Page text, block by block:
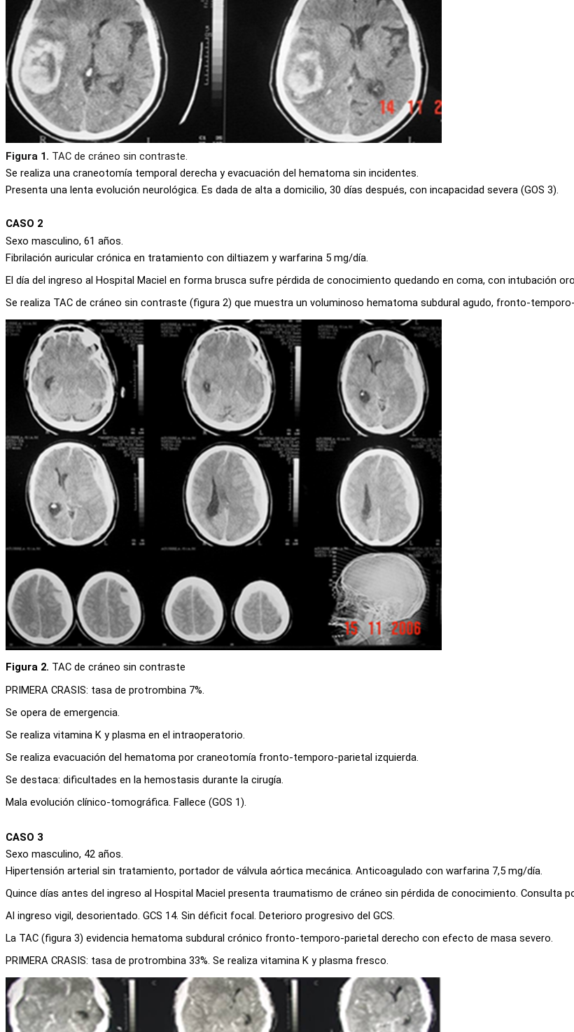
Figura 1. TAC de cráneo sin contraste.
Se realiza una craneotomía temporal derecha y evacuación del hematoma sin incidentes.
Presenta una lenta evolución neurológica. Es dada de alta a domicilio, 30 días después, con incapacidad severa (GOS 3).
CASO 2
Sexo masculino, 61 años.
Fibrilación auricular crónica en tratamiento con diltiazem y warfarina 5 mg/día.
El día del ingreso al Hospital Maciel en forma brusca sufre pérdida de conocimiento quedando en coma, con intubación
Se realiza TAC de cráneo sin contraste (figura 2) que muestra un voluminoso hematoma subdural agudo, fronto-
Figura 2. TAC de cráneo sin contraste
PRIMERA CRASIS: tasa de protrombina 7%.
Se opera de emergencia.
Se realiza vitamina K y plasma en el intraoperatorio.
Se realiza evacuación del hematoma por craneotomía fronto-temporo-parietal izquierda.
Se destaca: dificultades en la hemostasis durante la cirugía.
Mala evolución clínico-tomográfica. Fallece (GOS 1).
CASO 3
Sexo masculino, 42 años.
Hipertensión arterial sin tratamiento, portador de válvula aórtica mecánica. Anticoagulado con warfarina 7,5 mg/día.
Quince días antes del ingreso al Hospital Maciel presenta traumatismo de cráneo sin pérdida de conocimiento. Consulta
Al ingreso vigil, desorientado. GCS 14. Sin déficit focal. Deterioro progresivo del GCS.
La TAC (figura 3) evidencia hematoma subdural crónico fronto-temporo-parietal derecho con efecto de masa severo.
PRIMERA CRASIS: tasa de protrombina 33%. Se realiza vitamina K y plasma fresco.